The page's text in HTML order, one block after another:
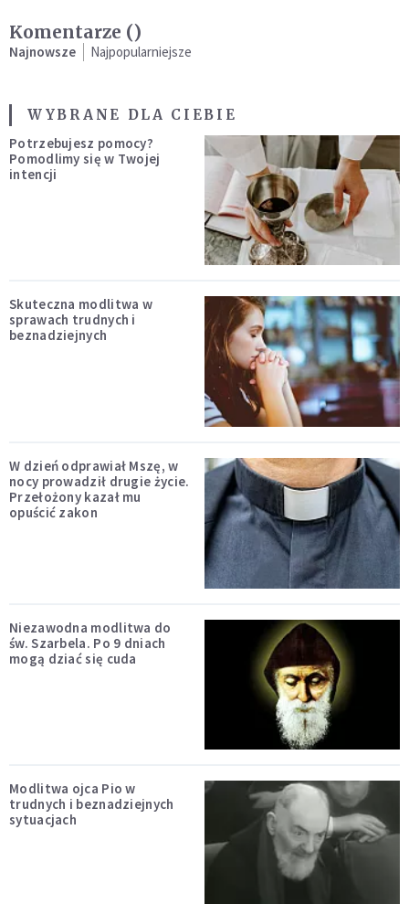
Komentarze ()
Najnowsze Najpopularniejsze
WYBRANE DLA CIEBIE
Potrzebujesz pomocy?
Pomodlimy się w Twojej
intencji
Skuteczna modlitwa w
sprawach trudnych i
beznadziejnych
W dzień odprawiał Mszę, w
nocy prowadził drugie życie.
Przełożony kazał mu
opuścić zakon
Niezawodna modlitwa do
św. Szarbela. Po 9 dniach
mogą dziać się cuda
Modlitwa ojca Pio w
trudnych i beznadziejnych
sytuacjach